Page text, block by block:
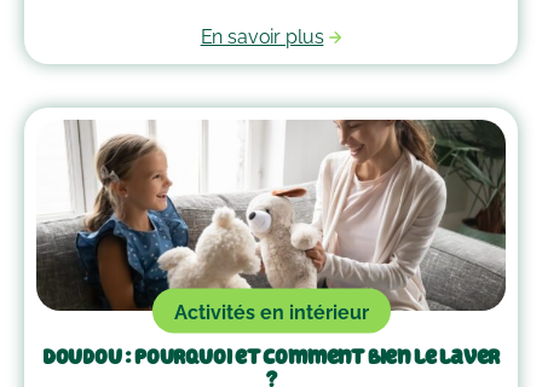
qui vous guideront pour savoir comment faire un
parcours de motricité à la maison !
En savoir plus
Activités en intérieur
Doudou : pourquoi et comment bien le laver
?